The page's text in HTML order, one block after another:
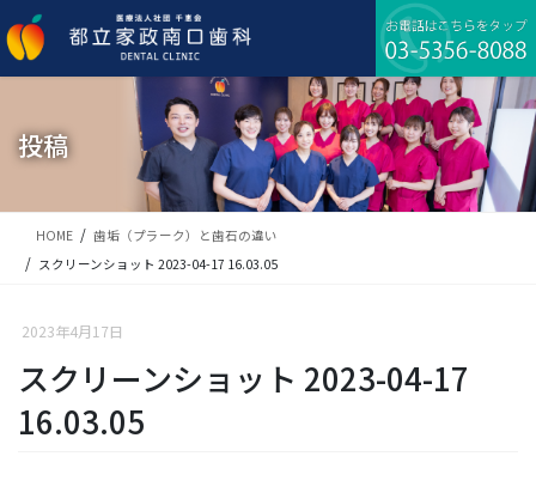
ン
テ
ビ
ゲ
移
投稿
HOME
歯垢（プラーク）と歯石の違い
スクリーンショット 2023-04-17 16.03.05
2023年4月17日
スクリーンショット 2023-04-17
16.03.05